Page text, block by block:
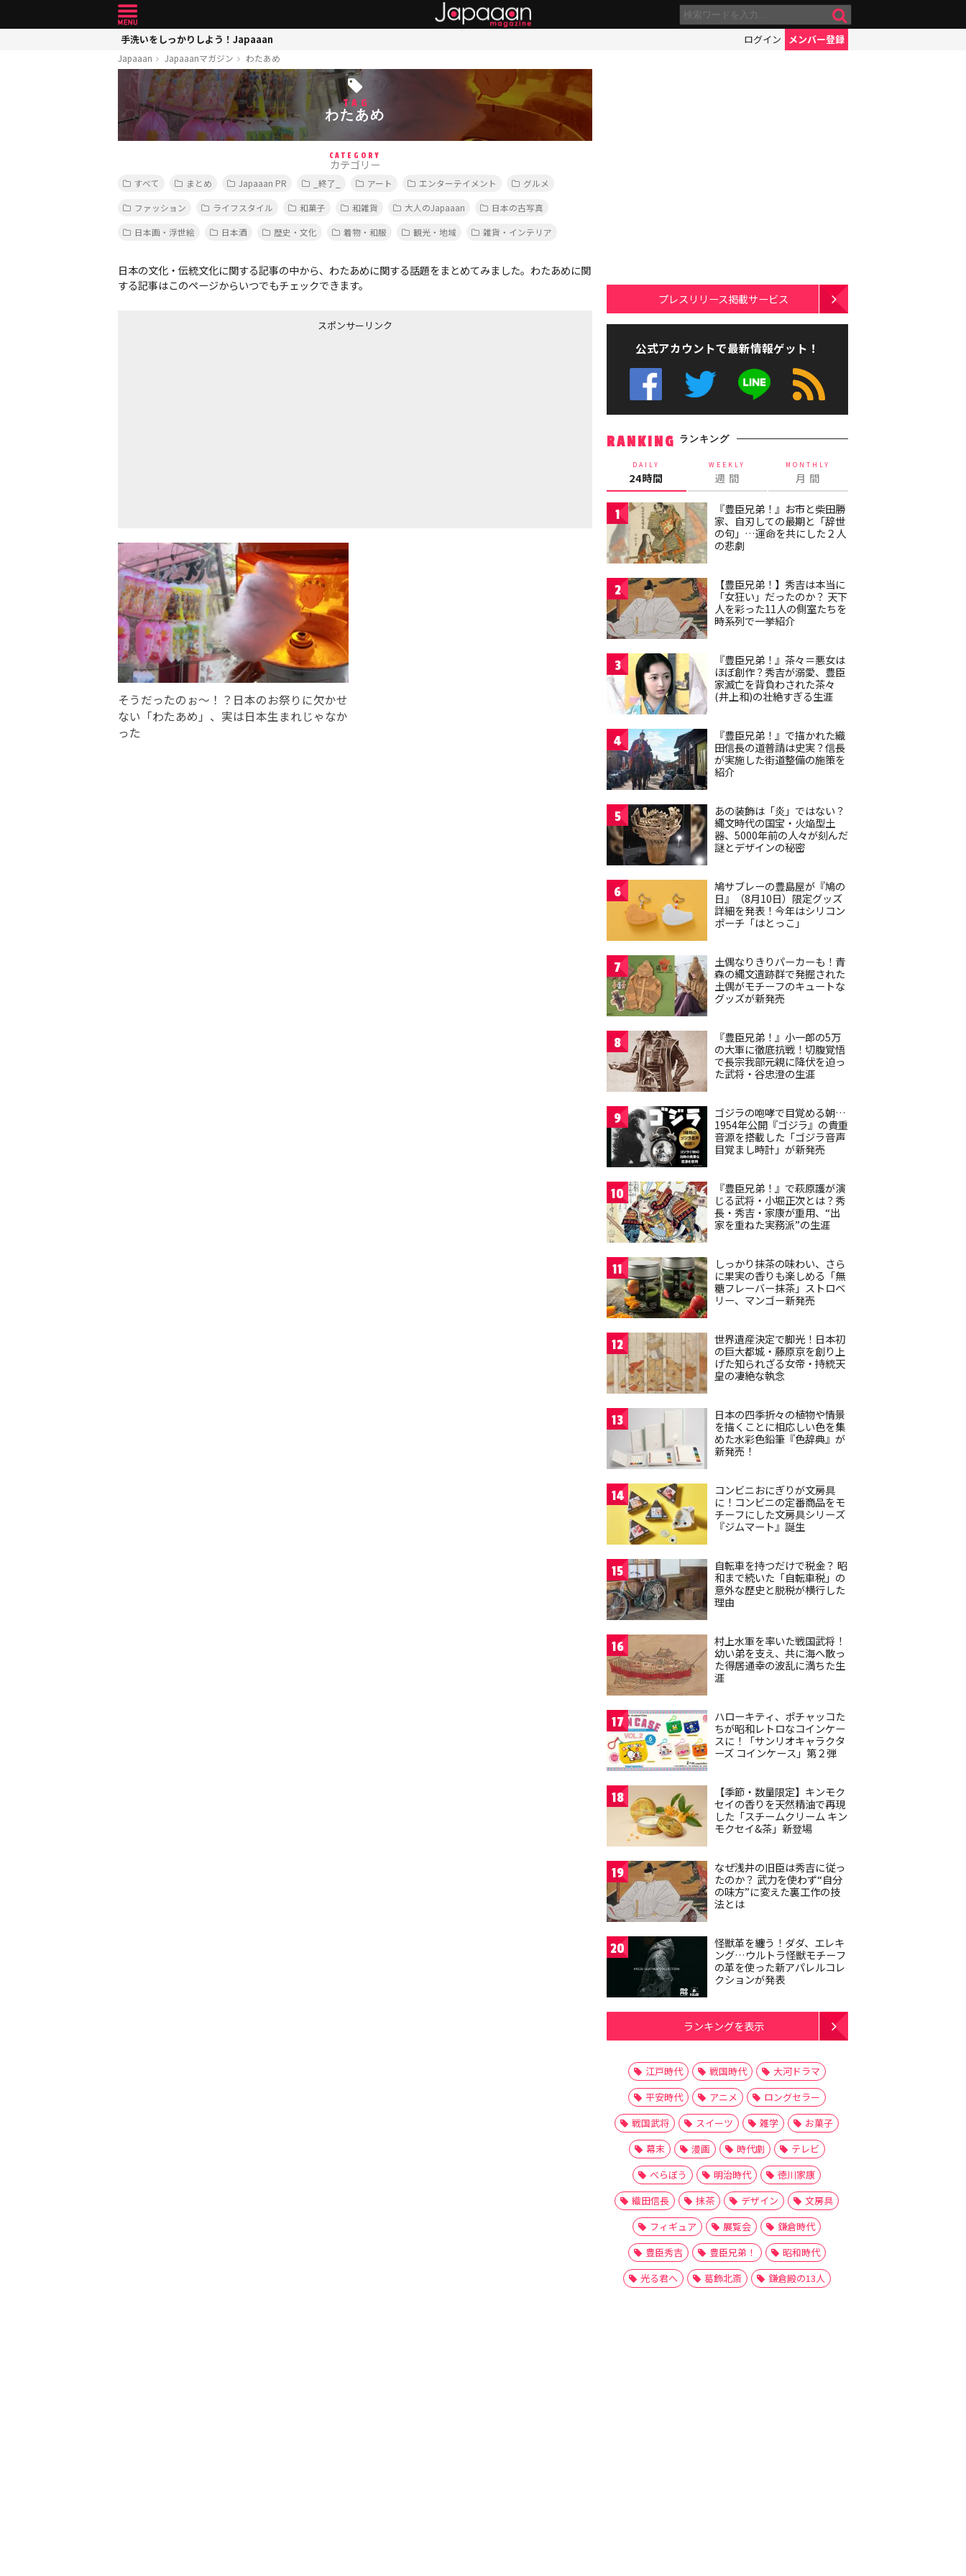
手洗いをしっかりしよう！Japaaan ログイン メンバー登録
Japaaan Japaaanマガジン わたあめ
TAG
わたあめ
CATEGORY
カテゴリー
すべて まとめ Japaaan PR _終了_ アート エンターテイメント
グルメ
ファッション
ライフスタイル 和菓子 和雑貨 大人のJapaaan
日本の古写真
日本画・浮世絵
日本酒 歴史・文化 着物・和服 観光・地域 雑貨・インテリア
日本の文化・伝統文化に関する記事の中から、わたあめに関する話題をまとめてみました。わたあめに関
する記事はこのページからいつでもチェックできます。
スポンサーリンク
そうだったのぉ〜！？日本のお祭りに欠かせ
ない「わたあめ」、実は日本生まれじゃなか
った
プレスリリース掲載サービス
公式アカウントで最新情報ゲット！
RANKING ランキング
DAILY
24時間
WEEKLY
週 間
MONTHLY
月 間
1
『豊臣兄弟！』お市と柴田勝
家、自刃しての最期と「辞世
の句」…運命を共にした２人
の悲劇
2
【豊臣兄弟！】秀吉は本当に
「女狂い」だったのか？ 天下
人を彩った11人の側室たちを
時系列で一挙紹介
3
『豊臣兄弟！』茶々＝悪女は
ほぼ創作？秀吉が溺愛、豊臣
家滅亡を背負わされた茶々
(井上和)の壮絶すぎる生涯
4
『豊臣兄弟！』で描かれた織
田信長の道普請は史実？信長
が実施した街道整備の施策を
紹介
5
あの装飾は「炎」ではない？
縄文時代の国宝・火焔型土
器、5000年前の人々が刻んだ
謎とデザインの秘密
6
鳩サブレーの豊島屋が『鳩の
日』（8月10日）限定グッズ
詳細を発表！今年はシリコン
ポーチ「はとっこ」
7
土偶なりきりパーカーも！青
森の縄文遺跡群で発掘された
土偶がモチーフのキュートな
グッズが新発売
8
『豊臣兄弟！』小一郎の5万
の大軍に徹底抗戦！切腹覚悟
で長宗我部元親に降伏を迫っ
た武将・谷忠澄の生涯
9
ゴジラの咆哮で目覚める朝…
1954年公開『ゴジラ』の貴重
音源を搭載した「ゴジラ音声
目覚まし時計」が新発売
10
『豊臣兄弟！』で萩原護が演
じる武将・小堀正次とは？秀
長・秀吉・家康が重用、“出
家を重ねた実務派”の生涯
11
しっかり抹茶の味わい、さら
に果実の香りも楽しめる「無
糖フレーバー抹茶」ストロベ
リー、マンゴー新発売
12
世界遺産決定で脚光！日本初
の巨大都城・藤原京を創り上
げた知られざる女帝・持統天
皇の凄絶な執念
13
日本の四季折々の植物や情景
を描くことに相応しい色を集
めた水彩色鉛筆『色辞典』が
新発売！
14
コンビニおにぎりが文房具
に！コンビニの定番商品をモ
チーフにした文房具シリーズ
『ジムマート』誕生
15
自転車を持つだけで税金？ 昭
和まで続いた「自転車税」の
意外な歴史と脱税が横行した
理由
16
村上水軍を率いた戦国武将！
幼い弟を支え、共に海へ散っ
た得居通幸の波乱に満ちた生
涯
17
ハローキティ、ポチャッコた
ちが昭和レトロなコインケー
スに！「サンリオキャラクタ
ーズ コインケース」第２弾
18
【季節・数量限定】キンモク
セイの香りを天然精油で再現
した「スチームクリーム キン
モクセイ&茶」新登場
19
なぜ浅井の旧臣は秀吉に従っ
たのか？ 武力を使わず“自分
の味方”に変えた裏工作の技
法とは
20
怪獣革を纏う！ダダ、エレキ
ング…ウルトラ怪獣モチーフ
の革を使った新アパレルコレ
クションが発表
ランキングを表示
江戸時代 戦国時代
大河ドラマ
平安時代
アニメ
ロングセラー
戦国武将
スイーツ 雑学
お菓子
幕末
漫画 時代劇
テレビ
べらぼう
明治時代
徳川家康
織田信長
抹茶 デザイン
文房具
フィギュア
展覧会
鎌倉時代
豊臣秀吉
豊臣兄弟！
昭和時代
光る君へ
葛飾北斎 鎌倉殿の13人